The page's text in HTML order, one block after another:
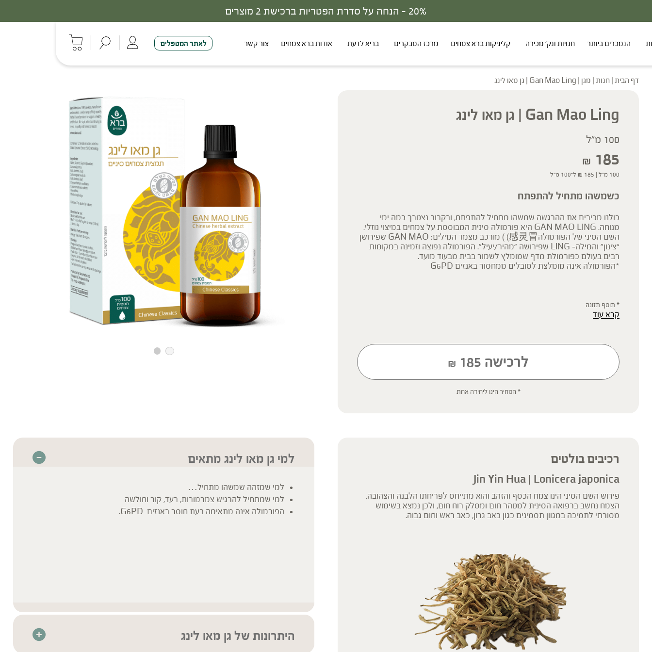
30% - הנחה על סדרת הפטריות ברכישת 3 מוצרים
הנמכרים ביותר חנויות ונק' מכירה קליניקות ברא צמחים מרכז המבקרים בריא לדעת אודות ברא צמחים צור קשר לאתר המטפלים
דף הבית | חנות | מגן | Gan Mao Ling | גן מאו לינג
Gan Mao Ling | גן מאו לינג
100 מ"ל
₪ 185
100 מ"ל | ₪ 185 ל־100 מ"ל
כשמשהו מתחיל להתפתח
כולנו מכירים את ההרגשה שמשהו מתחיל להתפתח, ובקרוב נצטרך כמה ימי
מנוחה. GAN MAO LING היא פורמולה סינית המבוססת על צמחים במיצוי נוזלי.
השם הסיני של הפורמולה感灵冒) ) מורכב מצמד המילים: GAN MAO שפירושן
“צינון” והמילה- LING שפירושה “מהיר/יעיל”. הפורמולה נפוצה וזמינה במקומות
רבים בעולם כפורמולת מדף שמומלץ לשמור בבית מבעוד מועד.
*הפורמולה אינה מומלצת לסובלים ממחסור באנזים G6PD
* תוסף תזונה
הכתוב מסתמך על גישות הרבליסטיות ונטורופתיות מסורתיות. למען הסר ספק המידע אינו מהווה המלצה
ילדים, אנשים החולים במחלות כרוניות והנוטלים תרופות מרשם – יש להיוועץ ברופא לפני השימוש. המונח
'צמחי מרפא' מתייחס להגדרה המקובלת ברפואת הצמחים המסורתית.
קרא עוד
לרכישה ₪ 185
* המחיר הינו ליחידה אחת
רכיבים בולטים
Jin Yin Hua | Lonicera japonica
פירוש השם הסיני הינו צמח הכסף והזהב והוא מתייחס לפריחתו הלבנה והצהובה.
הצמח נחשב ברפואה הסינית למטהר חום ומסלק רוח חום, ולכן נמצא בשימוש
מסורתי לתמיכה במגוון תסמינים כגון כאב גרון, כאב ראש וחום גבוה.
למי גן מאו לינג מתאים
למי שמזהה שמשהו מתחיל…
למי שמתחיל להרגיש צמרמורות, רעד, קור וחולשה
הפורמולה אינה מתאימה בעת חוסר באנזים G6PD.
היתרונות של גן מאו לינג